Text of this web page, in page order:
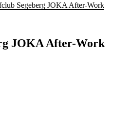
Segeberg JOKA After-Work
JOKA After-Work